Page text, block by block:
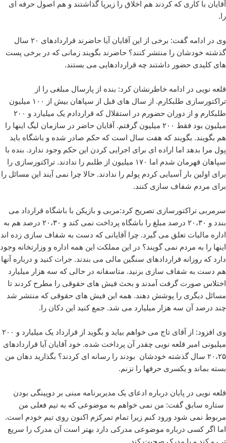
آقایان با کاری که کردند هم اخلاق را زیرپا گذاشتند و هم اصول حرفه ای
را.
وی در ادامه گفت: برخی از این آقایان آیا حاضرند قراردادهای ۲۰ سال
گذشته خودشان را منتشر کنند؟ حاضرند بگویند زمانی که در برخی پست
های کلیدی حضور داشتند چه قراردادهایی می بستند.
قلعه نویی در ادامه خاطرنشان کرد: بنده از پارسال مبلغی را از
تراکتورسازی طلبکارم. از سال های قبل از سپاهان بیش از ۱۰۰ میلیون
طلبکارم و از دوران حضورم در استقلال که قراردادم یک میلیارد و ۲۰۰
میلیون بود فقط ۲۰۰ میلیون گرفتم. آقایان حاضر در سازمان لیگ اینها را
هم بگویند. بگویند که هفت سال است که حکم صادر شده و باشگاه باید
پول مرا بدهد اما اراده ای برای اجرایی کردن این حکم وجود ندارد. بنده با
سپاهان قهرمان شدم اما ۱۷۰ میلیون از طلبم را ندادند. تراکتورسازی را
برای اولین بار آسیایی کردم پولم را ندادند. حالا چرا نمی آیند این مسائل را
برای مردم شفاف سازی کنند.
سرمربی تراکتورسازی تصریح کرد:مربی و بازیکن با باشگاه قرارداد می
بندد و ۲۰،۳۰ درصد مبلغ را باشگاه پرداخت نمی کند و ۲۰،۳۰ درصد هم به
اداره مالیات تعلق می گیرد. چرا آقایانی که دست به شفاف سازی زده اند
اینها را به مردم نمی گویند؟ در این مملکت این همه اداره و وزارتخانه وجود
دارد که روزانه قراردادهای سنگین مالی می بندند. جرات کنید و درباره آنها
هم دست به شفاف سازی بزنید. متاسفانه در حالی که سه هزار میلیارد
اختلاس صورت گرفت آمدند و بحث فیش های حقوقی را مطرح کردند تا
مسائل دیگری را پوشش دهند. همه این فیش های حقوقی که منتشر شد
چند درصد آن سه هزار میلیارد می شد. جمع کنید این دکان را.
وی افزود: از آقای تاج می خواهم بیاید و بگوید از قرارداد یک میلیارد و ۲۰۰
میلیونی امیر قلعه نویی چقدر آن پرداخت شده. خود آقایان آیا قراردادهای
۲۰،۲۵ سال گذشته خودشان بودند را رسانه ای کردند؟ بگذارید دهان من
بسته بماند و یکسری حرفها را نزنم.
قلعه نویی در پایان درباره ادعای یک مدیربرنامه مبنی بر دوپینگی بودن
ستاره سابق گفت: من نمی خواهم به موضوعی که به تیم فعلی من
مربوط نمی شود ورود کنم زیرا تمام تمرکزم اکنون روی تیم خودم است.
اما اگر کسی درباره موضوعی مدرکی دارد بهتر است آن مدرک را سریع
تر رو کند و با مدرک صحبت کند.